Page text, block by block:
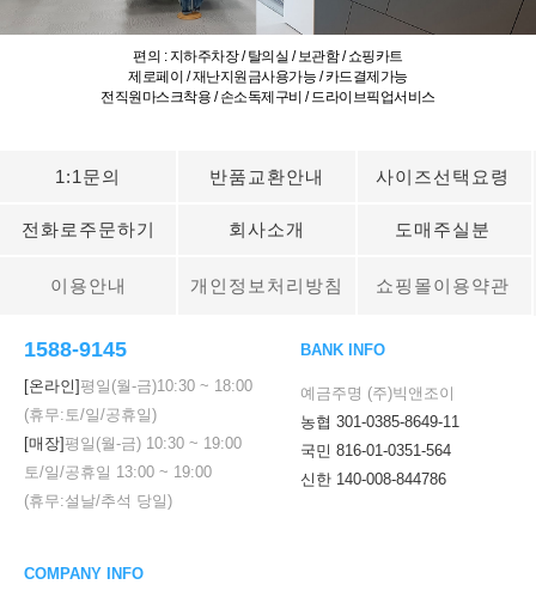
편의 : 지하주차장 / 탈의실 / 보관함 / 쇼핑카트
제로페이 / 재난지원금사용가능 / 카드결제가능
전직원마스크착용 / 손소독제구비 / 드라이브픽업서비스
1:1문의 반품교환안내 사이즈선택요령
전화로주문하기 회사소개 도매주실분
이용안내 개인정보처리방침 쇼핑몰이용약관
1588-9145
[온라인]평일(월-금)10:30 ~ 18:00
(휴무:토/일/공휴일)
[매장]평일(월-금) 10:30 ~ 19:00
토/일/공휴일 13:00 ~ 19:00
(휴무:설날/추석 당일)
BANK INFO
예금주명 (주)빅앤조이
농협 301-0385-8649-11
국민 816-01-0351-564
신한 140-008-844786
COMPANY INFO